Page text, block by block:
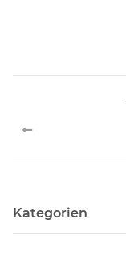
Kategorien